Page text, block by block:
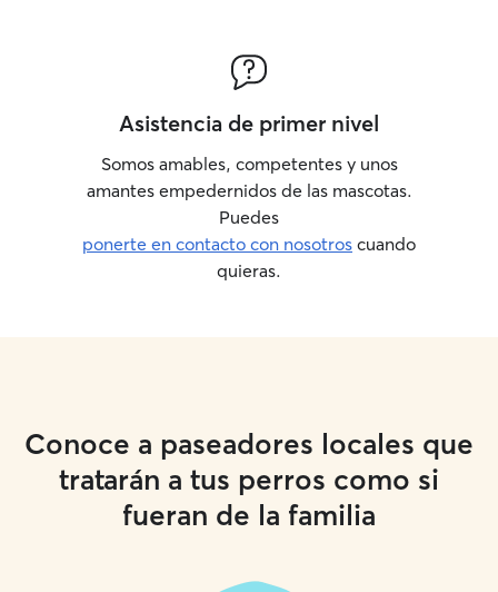
Asistencia de primer nivel
Somos amables, competentes y unos
amantes empedernidos de las mascotas.
Puedes
ponerte en contacto con nosotros cuando
quieras.
Conoce a paseadores locales que
tratarán a tus perros como si
fueran de la familia